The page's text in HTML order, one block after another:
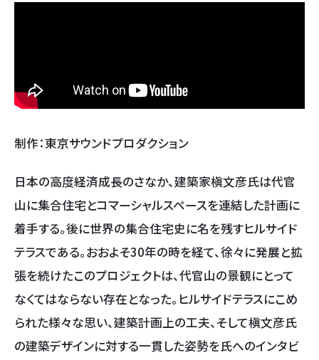
制作：東京サウンドプロダクション
日本の高度経済成長のさなか、建築家槇文彦氏は代官
山に集合住宅とコマーシャルスペースを連結した計画に
着手する。後に世界の集合住宅史に名を残すヒルサイド
テラスである。おおよそ30年の時を経て、徐々に発展と拡
張を続けたこのプロジェクトは、代官山の景観にとって
なくてはならない存在となった。ヒルサイドテラスにこめ
られた様々な思い、建築計画上の工夫、そして槇文彦氏
の建築デザインに対する一貫した姿勢を氏へのインタビ